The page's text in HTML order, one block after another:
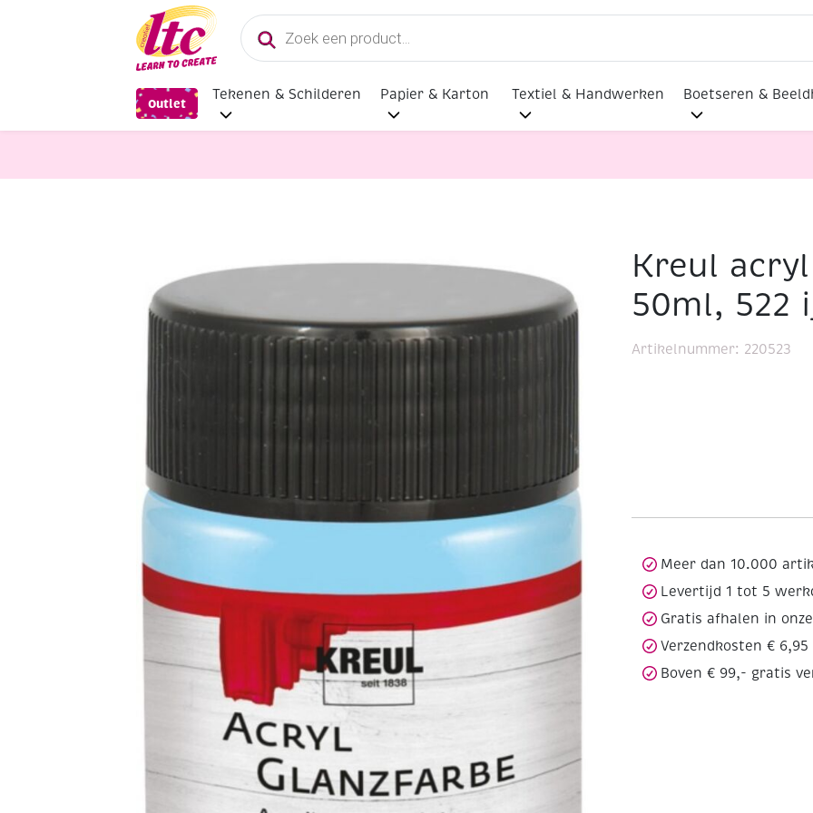
Producten
zoeken
Outlet
Tekenen & Schilderen Papier & Karton Textiel & Handwerken Boetseren &
Verf en Inkt Kreul acryl glansverf, 50ml, 522 ijsblauw
Kreul
50ml, 522
Artikelnummer: 220523
Meer dan 10.000
Levertijd 1 tot 5
Gratis afhalen in
Verzendkosten € 6,95
Boven € 99,- gratis